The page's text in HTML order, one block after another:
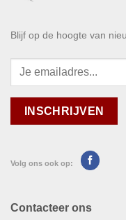
Blijf op de hoogte van
Volg ons ook op:
Contacteer ons